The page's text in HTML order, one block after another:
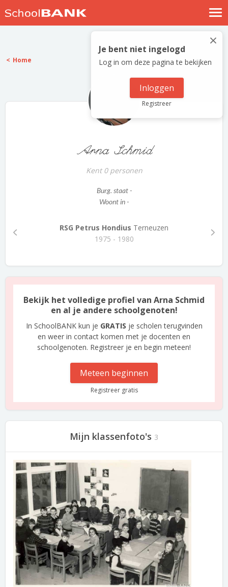
Nostalgische verhalen
Log in
Meld je gratis aan
×
Je bent niet ingelogd
Log in om deze pagina te bekijken
Inloggen
Registreer
Home
Arna Schmid
Kent 0 personen
Burg. staat -
Woont in -
RSG Petrus Hondius Terneuzen
1975 - 1980
Bekijk het volledige profiel van Arna Schmid
en al je andere schoolgenoten!
In SchoolBANK kun je GRATIS je scholen terugvinden
en weer in contact komen met je docenten en
schoolgenoten. Registreer je en begin meteen!
Meteen beginnen
Registreer gratis
Mijn klassenfoto's 3